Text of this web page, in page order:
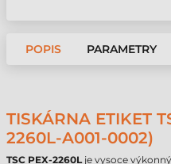
POPIS PARAMETRY
TISKÁRNA ETIKET
2260L-A001-0002)
TSC PEX-2260Lje vysoce